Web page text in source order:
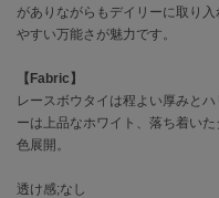
CONVERSE
DANSKIN
ダンスキン
がありながらもデイリーに取り
やすい万能さが魅力です。
【Fabric】
レースボウタイは程よい厚みと
ーは上品なホワイト、落ち着い
色展開。
透け感;なし